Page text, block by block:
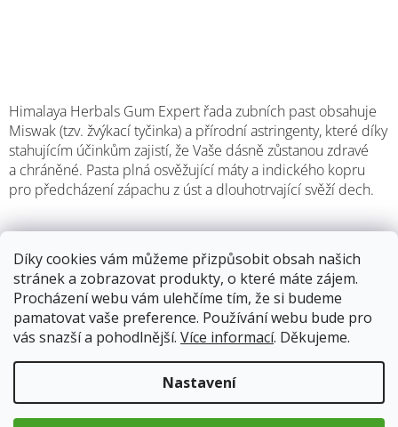
Díky cookies vám můžeme přizpůsobit obsah našich
stránek a zobrazovat produkty, o které máte zájem.
Procházení webu vám ulehčíme tím, že si budeme
pamatovat vaše preference. Používání webu bude pro
vás snazší a pohodlnější. Více informací. Děkujeme.
Nastavení
Skladem (6 ks) 11.8.2026
Himalaya Herbals Gum Expert řada zubních past obsahuje
Miswak (tzv. žvýkací tyčinka) a přírodní astringenty, které díky
stahujícím účinkům zajistí, že Vaše dásně zůstanou zdravé
a chráněné. Pasta plná osvěžující máty a indického kopru
pro předcházení zápachu z úst a dlouhotrvající svěží dech.
Doprava od 59Kč
109 Kč
Měrná
cena:
Přidat do košíku